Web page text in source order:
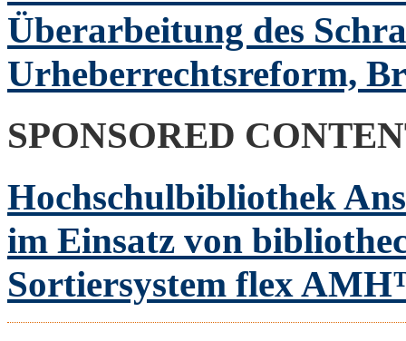
Überarbeitung des
Urheberrechtsreform,
SPONSORED
Hochschulbibliothek
im Einsatz von
Sortiersystem flex